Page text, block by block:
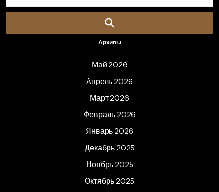
Архивы
Май 2026
Апрель 2026
Март 2026
Февраль 2026
Январь 2026
Декабрь 2025
Ноябрь 2025
Октябрь 2025